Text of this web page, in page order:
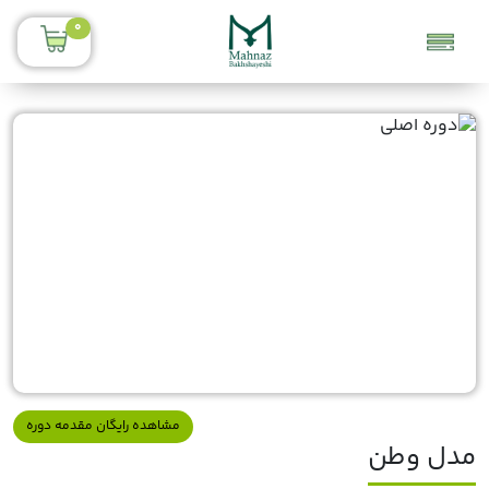
0
مشاهده رایگان مقدمه دوره
مدل وطن